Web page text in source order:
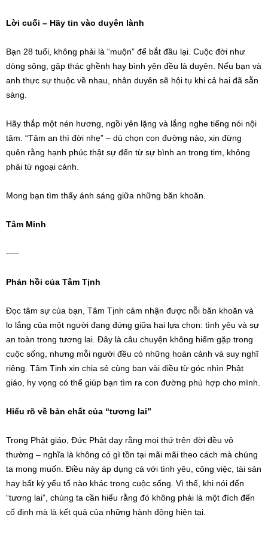
Lời cuối – Hãy tin vào duyên lành
Bạn 28 tuổi, không phải là “muộn” để bắt đầu lại. Cuộc đời như
dòng sông, gặp thác ghềnh hay bình yên đều là duyên. Nếu bạn và
anh thực sự thuộc về nhau, nhân duyên sẽ hội tụ khi cả hai đã sẵn
sàng.
Hãy thắp một nén hương, ngồi yên lặng và lắng nghe tiếng nói nội
tâm. “Tâm an thì đời nhẹ” – dù chọn con đường nào, xin đừng
quên rằng hạnh phúc thật sự đến từ sự bình an trong tim, không
phải từ ngoại cảnh.
Mong bạn tìm thấy ánh sáng giữa những băn khoăn.
Tâm Minh
—–
Phản hồi của Tâm Tịnh
Đọc tâm sự của bạn, Tâm Tịnh cảm nhận được nỗi băn khoăn và
lo lắng của một người đang đứng giữa hai lựa chọn: tình yêu và sự
an toàn trong tương lai. Đây là câu chuyện không hiếm gặp trong
cuộc sống, nhưng mỗi người đều có những hoàn cảnh và suy nghĩ
riêng. Tâm Tịnh xin chia sẻ cùng bạn vài điều từ góc nhìn Phật
giáo, hy vọng có thể giúp bạn tìm ra con đường phù hợp cho mình.
Hiểu rõ về bản chất của “tương lai”
Trong Phật giáo, Đức Phật dạy rằng mọi thứ trên đời đều vô
thường – nghĩa là không có gì tồn tại mãi mãi theo cách mà chúng
ta mong muốn. Điều này áp dụng cả với tình yêu, công việc, tài sản
hay bất kỳ yếu tố nào khác trong cuộc sống. Vì thế, khi nói đến
“tương lai”, chúng ta cần hiểu rằng đó không phải là một đích đến
cố định mà là kết quả của những hành động hiện tại.